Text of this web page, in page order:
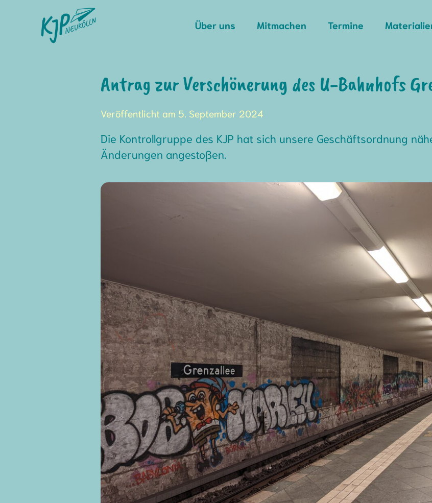
Über uns Mitmachen Termine
Antrag zur Verschönerung des U-Bahnhofs
Veröffentlicht am 5. September 2024
Die Kontrollgruppe des KJP hat sich unsere Geschäftsordnung
Änderungen angestoßen.